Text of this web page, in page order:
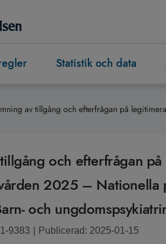
Statistik och data
av tillgång och efterfrågan på
och efterfrågan
2025 – Nationella
och
9383 Publicerad: 2025-01-15